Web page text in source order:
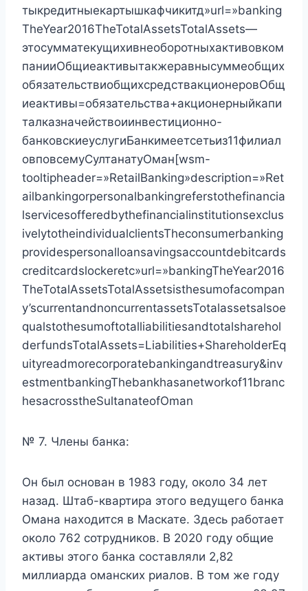
тыкредитныекартышкафчикитд»url=»banking
TheYear2016TheTotalAssetsTotalAssets—
этосумматекущихивнеоборотныхактивовком
панииОбщиеактивытакжеравнысуммеобщих
обязательствиобщихсредствакционеровОбщ
иеактивы=обязательства+акционерныйкапи
талказначействоиинвестиционно-
банковскиеуслугиБанкимеетсетьиз11филиал
овповсемуСултанатуОман[wsm-
tooltipheader=»RetailBanking»description=»Ret
ailbankingorpersonalbankingreferstothefinancia
lservicesofferedbythefinancialinstitutionsexclus
ivelytotheindividualclientsTheconsumerbanking
providespersonalloansavingsaccountdebitcards
creditcardslockeretc»url=»bankingTheYear2016
TheTotalAssetsTotalAssetsisthesumofacompan
y’scurrentandnoncurrentassetsTotalassetsalsoe
qualstothesumoftotalliabilitiesandtotalsharehol
derfundsTotalAssets=Liabilities+ShareholderEq
uityreadmorecorporatebankingandtreasury&inv
estmentbankingThebankhasanetworkof11branc
hesacrosstheSultanateofOman
№ 7. Члены банка:
Он был основан в 1983 году, около 34 лет
назад. Штаб-квартира этого ведущего банка
Омана находится в Маскате. Здесь работает
около 762 сотрудников. В 2020 году общие
активы этого банка составляли 2,82
миллиарда оманских риалов. В том же году